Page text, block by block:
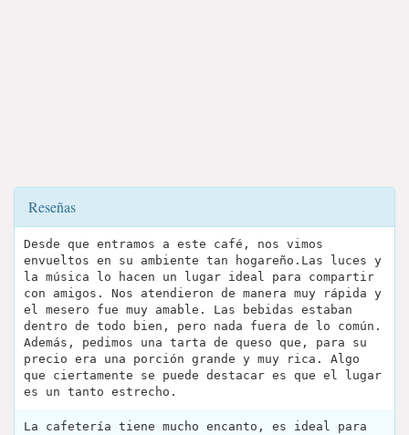
Reseñas
Desde que entramos a este café, nos vimos
envueltos en su ambiente tan hogareño.Las luces y
la música lo hacen un lugar ideal para compartir
con amigos. Nos atendieron de manera muy rápida y
el mesero fue muy amable. Las bebidas estaban
dentro de todo bien, pero nada fuera de lo común.
Además, pedimos una tarta de queso que, para su
precio era una porción grande y muy rica. Algo
que ciertamente se puede destacar es que el lugar
es un tanto estrecho.
La cafetería tiene mucho encanto, es ideal para